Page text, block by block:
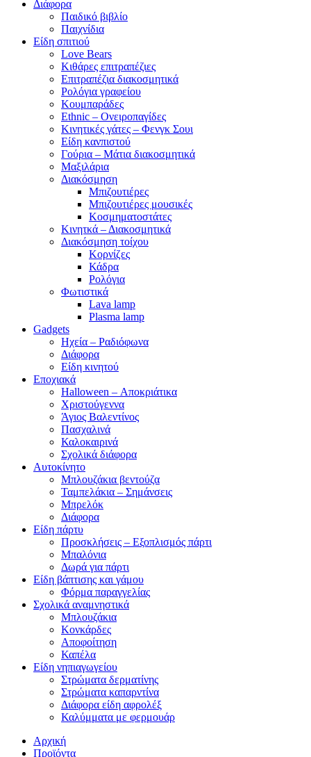
Διάφορα
Παιδικό βιβλίο
Παιχνίδια
Είδη σπιτιού
Love Bears
Κιθάρες επιτραπέζιες
Επιτραπέζια διακοσμητικά
Ρολόγια γραφείου
Κουμπαράδες
Ethnic – Ονειροπαγίδες
Κινητικές γάτες – Φενγκ Σουι
Είδη κανπιστού
Γούρια – Μάτια διακοσμητικά
Μαξιλάρια
Διακόσμηση
Μπιζουτιέρες
Μπιζουτιέρες μουσικές
Κοσμηματοστάτες
Κινητκά – Διακοσμητικά
Διακόσμηση τοίχου
Κορνίζες
Κάδρα
Ρολόγια
Φωτιστικά
Lava lamp
Plasma lamp
Gadgets
Ηχεία – Ραδιόφωνα
Διάφορα
Είδη κινητού
Εποχιακά
Halloween – Αποκριάτικα
Χριστούγεννα
Άγιος Βαλεντίνος
Πασχαλινά
Καλοκαιρινά
Σχολικά διάφορα
Αυτοκίνητο
Μπλουζάκια βεντούζα
Ταμπελάκια – Σημάνσεις
Μπρελόκ
Διάφορα
Είδη πάρτυ
Προσκλήσεις – Εξοπλισμός πάρτι
Μπαλόνια
Δωρά για πάρτι
Είδη βάπτισης και γάμου
Φόρμα παραγγελίας
Σχολικά αναμνηστικά
Μπλουζάκια
Κονκάρδες
Αποφοίτηση
Καπέλα
Είδη νηπιαγωγείου
Στρώματα δερματίνης
Στρώματα καπαρντίνα
Διάφορα είδη αφρολέξ
Καλύμματα με φερμουάρ
Αρχική
Προϊόντα